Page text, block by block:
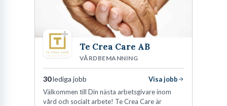
Te Crea Care AB
VÅRDBEMANNING
30lediga jobb
Visa jobb
Välkommen till Din nästa arbetsgivare inom
vård och socialt arbete! Te Crea Care är